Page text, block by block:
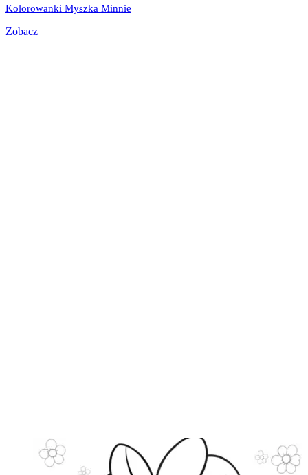
Kolorowanki Myszka Minnie
Zobacz